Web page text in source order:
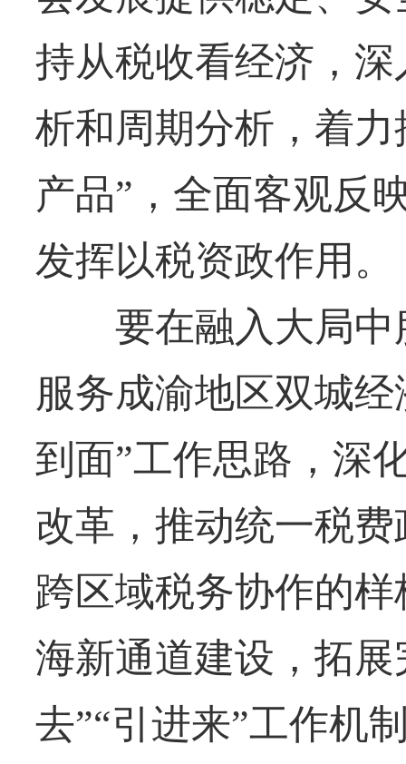
持从税收看经济，
析和周期分析，着
产品”，全面客观反
发挥以税资政作用。
要在融入大局中
服务成渝地区双城
到面”工作思路，深
改革，推动统一税
跨区域税务协作的
海新通道建设，拓
去”“引进来”工作机